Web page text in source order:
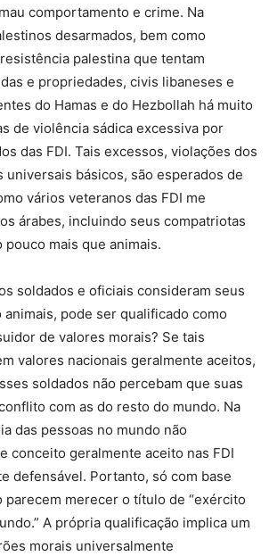
comportamento e crime. Na
desarmados, bem como
palestina que tentam
e propriedades, civis libaneses e
do Hamas e do Hezbollah há muito
de violência sádica excessiva por
das FDI. Tais excessos, violações dos
universais básicos, são esperados de
vários veteranos das FDI me
árabes, incluindo seus compatriotas
pouco mais que animais.
soldados e oficiais consideram seus
pode ser qualificado como
de valores morais? Se tais
valores nacionais geralmente aceitos,
soldados não percebam que suas
com as do resto do mundo. Na
das pessoas no mundo não
conceito geralmente aceito nas FDI
defensável. Portanto, só com base
parecem merecer o título de “exército
A própria qualificação implica um
morais universalmente